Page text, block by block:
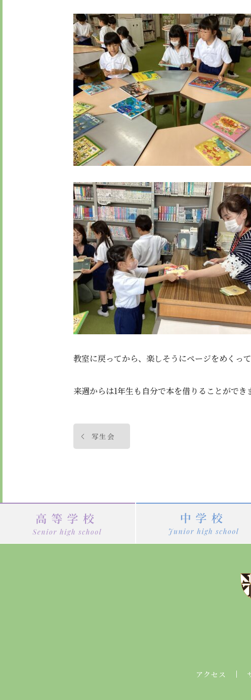
教室に戻ってから、楽しそうにページをめくって
来週からは1年生も自分で本を借りることがで
投
稿
ゲ
ー
写生会
アクセス